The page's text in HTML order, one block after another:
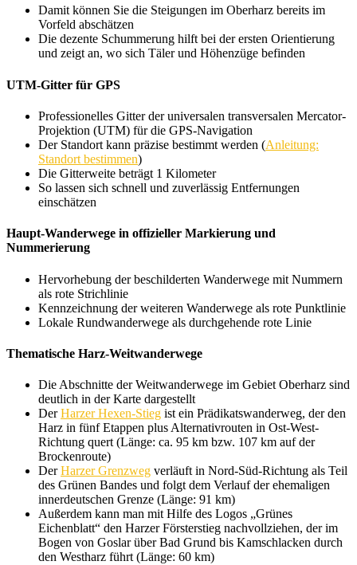
Damit können Sie die Steigungen im Oberharz bereits im
Vorfeld abschätzen
Die dezente Schummerung hilft bei der ersten Orientierung
und zeigt an, wo sich Täler und Höhenzüge befinden
UTM-Gitter für GPS
Professionelles Gitter der universalen transversalen Mercator-
Projektion (UTM) für die GPS-Navigation
Der Standort kann präzise bestimmt werden (Anleitung:
Standort bestimmen)
Die Gitterweite beträgt 1 Kilometer
So lassen sich schnell und zuverlässig Entfernungen
einschätzen
Haupt-Wanderwege in offizieller Markierung und
Nummerierung
Hervorhebung der beschilderten Wanderwege mit Nummern
als rote Strichlinie
Kennzeichnung der weiteren Wanderwege als rote Punktlinie
Lokale Rundwanderwege als durchgehende rote Linie
Thematische Harz-Weitwanderwege
Die Abschnitte der Weitwanderwege im Gebiet Oberharz sind
deutlich in der Karte dargestellt
DerHarzer Hexen-Stieg ist ein Prädikatswanderweg, der den
Harz in fünf Etappen plus Alternativrouten in Ost-West-
Richtung quert (Länge: ca. 95 km bzw. 107 km auf der
Brockenroute)
DerHarzer Grenzweg verläuft in Nord-Süd-Richtung als Teil
des Grünen Bandes und folgt dem Verlauf der ehemaligen
innerdeutschen Grenze (Länge: 91 km)
Außerdem kann man mit Hilfe des Logos „Grünes
Eichenblatt“ den Harzer Försterstieg nachvollziehen, der im
Bogen von Goslar über Bad Grund bis Kamschlacken durch
den Westharz führt (Länge: 60 km)